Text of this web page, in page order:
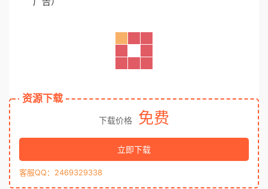
资源下载
下载价格 免费
立即下载
客服QQ：2469329338